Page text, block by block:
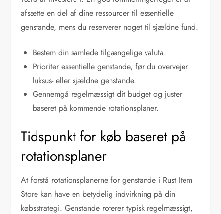
afsætte en del af dine ressourcer til essentielle
genstande, mens du reserverer noget til sjældne fund.
Bestem din samlede tilgængelige valuta.
Prioriter essentielle genstande, før du overvejer
luksus- eller sjældne genstande.
Gennemgå regelmæssigt dit budget og juster
baseret på kommende rotationsplaner.
Tidspunkt for køb baseret på
rotationsplaner
At forstå rotationsplanerne for genstande i Rust Item
Store kan have en betydelig indvirkning på din
købsstrategi. Genstande roterer typisk regelmæssigt,